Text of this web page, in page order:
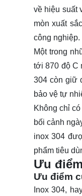
về hiệu suất
mòn xuất
công nghiệp.
Một trong
tới 870 độ C
304 còn giữ
bảo vệ tự
Không chỉ
bối cảnh
inox 304
phẩm tiêu
Ưu
Ưu điểm
Inox 304,